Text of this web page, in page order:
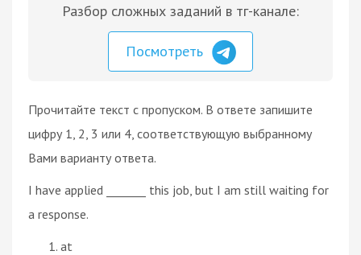
Разбор сложных заданий в тг-канале:
Посмотреть
Прочитайте текст с пропуском. В ответе запишите
цифру 1, 2, 3 или 4, соответствующую выбранному
Вами варианту ответа.
I have applied _______ this job, but I am still waiting for
a response.
at